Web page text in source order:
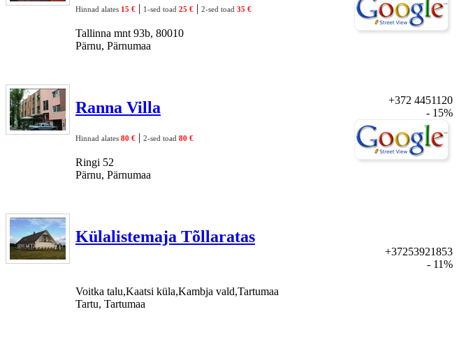
Hinnad alates 15 € | 1-sed toad 25 € | 2-sed toad 35 €
Tallinna mnt 93b, 80010
Pärnu, Pärnumaa
Ranna Villa
Hinnad alates 80 € | 2-sed toad 80 €
Ringi 52
Pärnu, Pärnumaa
+372 4451120
- 15%
Külalistemaja Tõllaratas
Voitka talu,Kaatsi küla,Kambja vald,Tartumaa
Tartu, Tartumaa
+37253921853
- 11%